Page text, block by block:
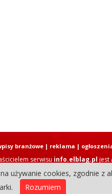
serwisu info.elblag.pl jest
2026 Elbląski Dziennik Internetowy.
branżowe| reklama |
używanie cookies, zgodnie z
Rozumiem